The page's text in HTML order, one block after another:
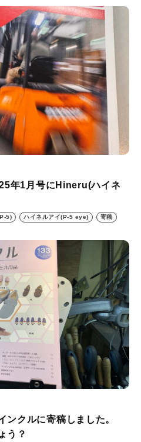
お問い合わせする
3328
平日10：00 - 18：00
（土曜・日曜・祝日除く）
年1月号にHineru(ハイネ
5) ハイネルアイ(P-5 eye) 寄稿
クルに寄稿しました。
う？